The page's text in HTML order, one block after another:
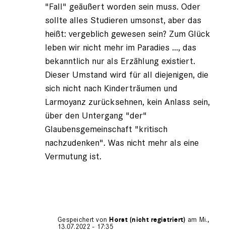
"Fall" geäußert worden sein muss. Oder
sollte alles Studieren umsonst, aber das
heißt: vergeblich gewesen sein? Zum Glück
leben wir nicht mehr im Paradies ..., das
bekanntlich nur als Erzählung existiert.
Dieser Umstand wird für all diejenigen, die
sich nicht nach Kinderträumen und
Larmoyanz zurücksehnen, kein Anlass sein,
über den Untergang "der"
Glaubensgemeinschaft "kritisch
nachzudenken". Was nicht mehr als eine
Vermutung ist.
Gespeichert von Horst (nicht registriert) am Mi.,
13.07.2022 - 17:35